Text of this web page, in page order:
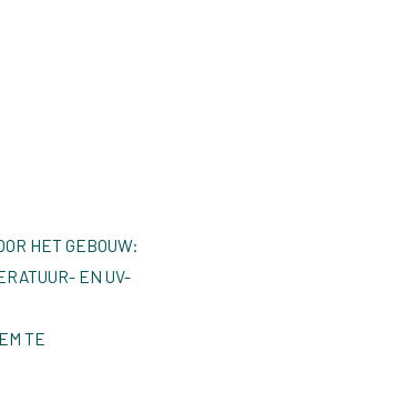
HET GEBOUW:
EN UV-
TE